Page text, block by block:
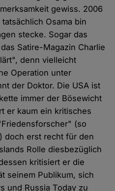
gewiss. 2006
Osama bin
stecke. Sogar das
Satire-Magazin Charlie
denn vielleicht
Operation unter
der Doktor. Die USA ist
immer der Bösewicht
er kaum ein kritisches
(so
doch erst recht für den
Rolle diesbezüglich
kritisiert er die
seinem Publikum, sich
und Russia Today zu